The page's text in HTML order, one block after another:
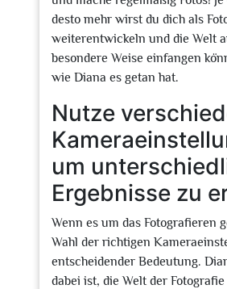
desto mehr wirst du dich als
weiterentwickeln und die Welt
besondere Weise einfangen
wie Diana es getan hat.
Nutze
um
Ergebnisse zu
Wenn es um das Fotografieren
Wahl der richtigen
entscheidender Bedeutung.
dabei ist, die Welt der